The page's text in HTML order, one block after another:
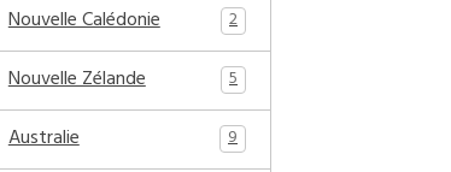
Nouvelle Calédonie 2
Nouvelle Zélande 5
Australie 9